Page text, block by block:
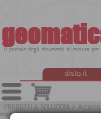
Il portale degli strumenti di misura
disto.it
PRODOTTI & SOLUZIONI >
memoria e cavi di scarico dati